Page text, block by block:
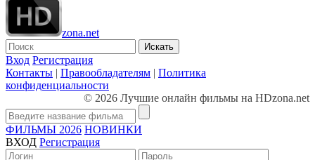
zona.net
Искать
Вход Регистрация
Контакты | Правообладателям | Политика
конфиденциальности
© 2026 Лучшие онлайн фильмы на HDzona.net
ФИЛЬМЫ 2026 НОВИНКИ
ВХОД Регистрация